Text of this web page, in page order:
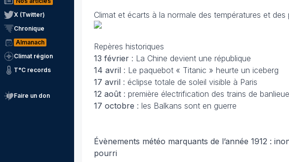
X (Twitter)
Chronique
Almanach
Climat région
T°C records
Faire un don
Climat et écarts à la normale des températures et des
Repères historiques
13 février : La Chine devient une république
14 avril : Le paquebot « Titanic » heurte un iceberg
17 avril : éclipse totale de soleil visible à Paris
12 août : première électrification des trains de banlieue
17 octobre : les Balkans sont en guerre
Évènements météo marquants de l’année 1912 :
pourri